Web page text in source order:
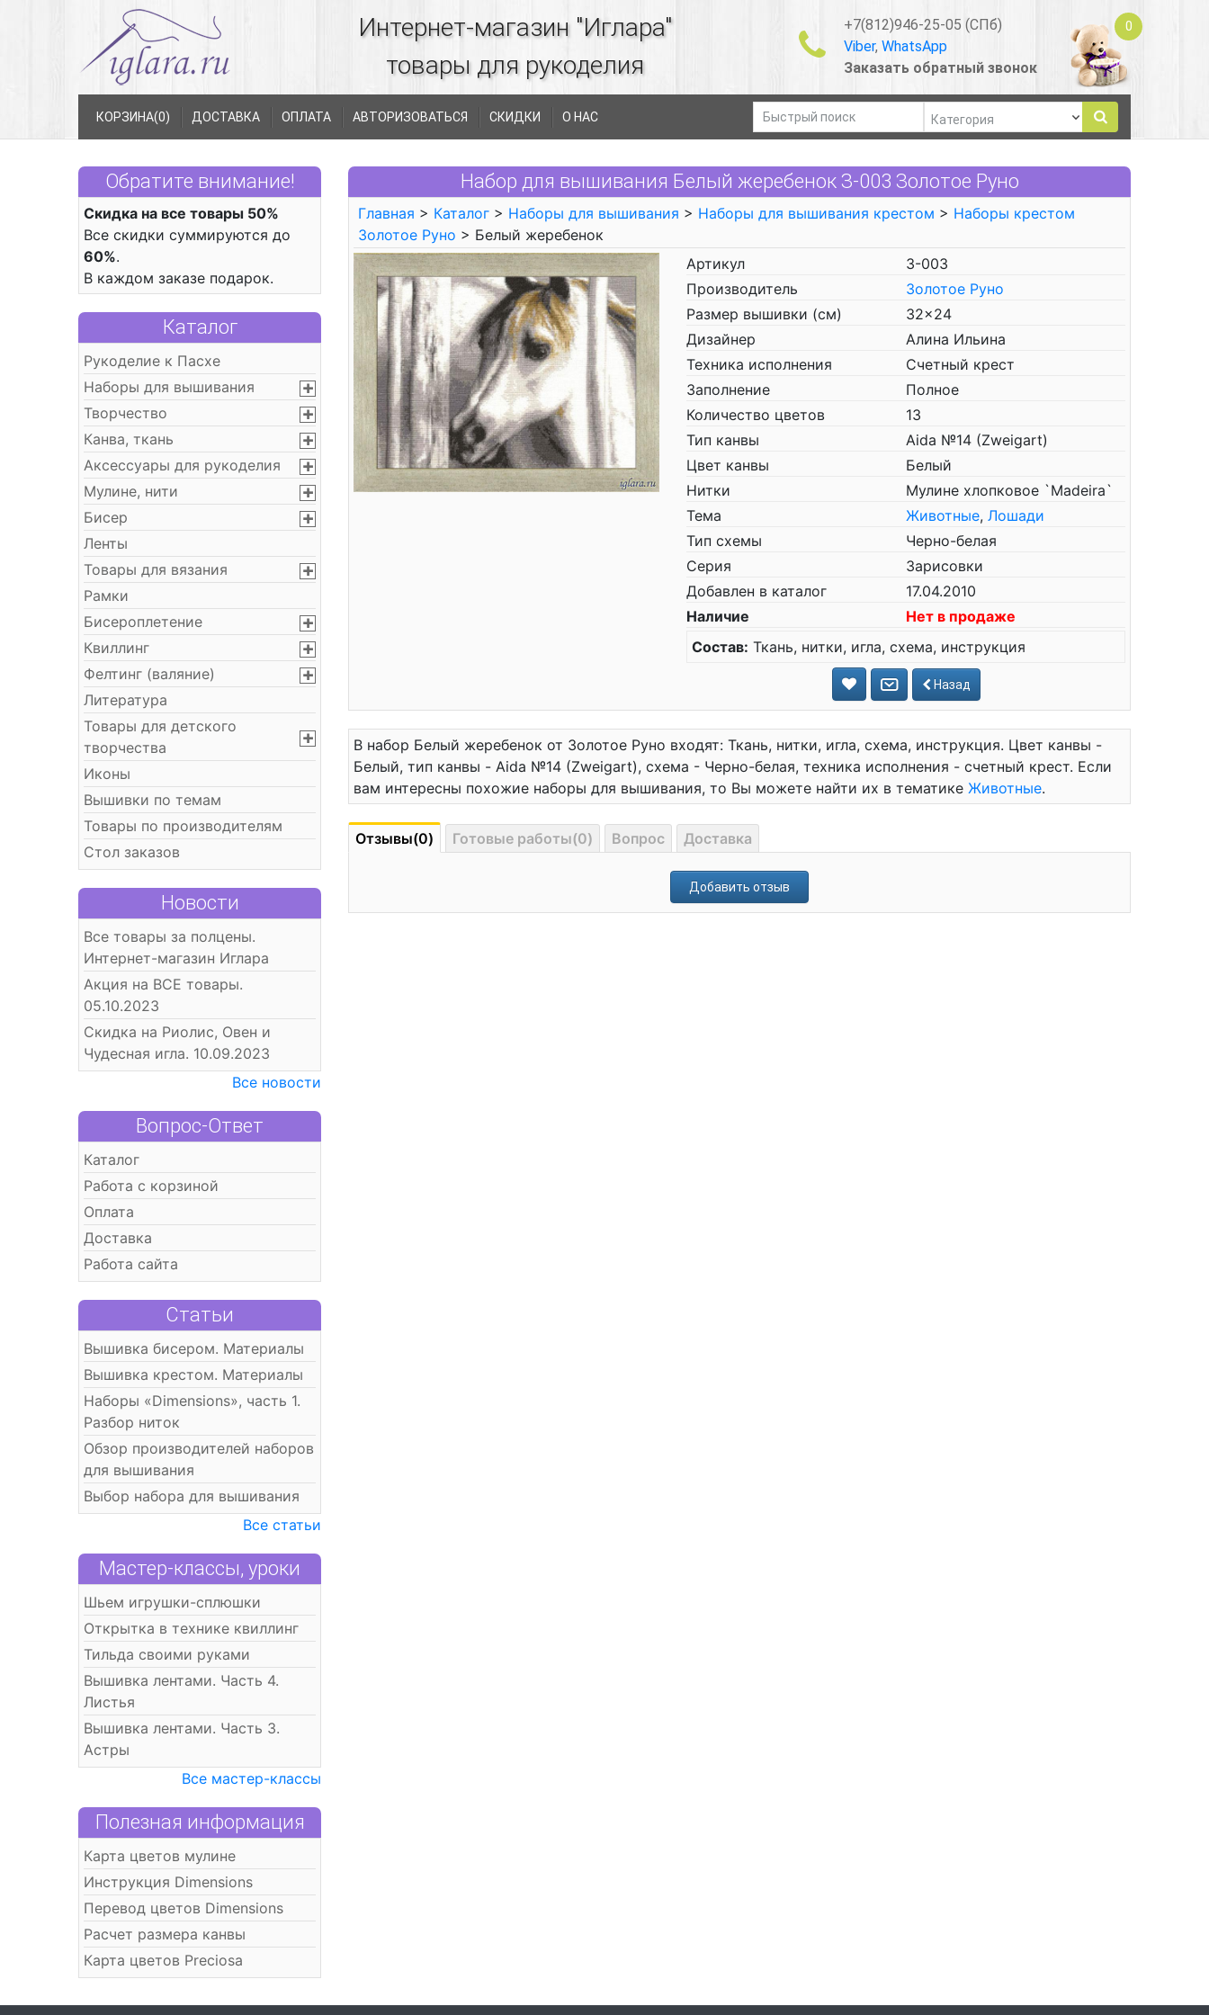
Интернет-магазин "Иглара"
товары для рукоделия
+7(812)946-25-05 (СПб)
Viber, WhatsApp
Заказать обратный звонок
0
КОРЗИНА(0) ДОСТАВКА ОПЛАТА АВТОРИЗОВАТЬСЯ СКИДКИ О НАС
Обратите внимание!
Скидка на все товары 50%
Все скидки суммируются до
60%.
В каждом заказе подарок.
Каталог
Рукоделие к Пасхе
Наборы для вышивания
Творчество
Канва, ткань
Аксессуары для рукоделия
Мулине, нити
Бисер
Ленты
Товары для вязания
Рамки
Бисероплетение
Квиллинг
Фелтинг (валяние)
Литература
Товары для детского
творчества
Иконы
Вышивки по темам
Товары по производителям
Стол заказов
Новости
Все товары за полцены.
Интернет-магазин Иглара
Акция на ВСЕ товары.
05.10.2023
Скидка на Риолис, Овен и
Чудесная игла. 10.09.2023
Все новости
Вопрос-Ответ
Каталог
Работа с корзиной
Оплата
Доставка
Работа сайта
Статьи
Вышивка бисером. Материалы
Вышивка крестом. Материалы
Наборы «Dimensions», часть 1.
Разбор ниток
Обзор производителей наборов
для вышивания
Выбор набора для вышивания
Все статьи
Мастер-классы, уроки
Шьем игрушки-сплюшки
Открытка в технике квиллинг
Тильда своими руками
Вышивка лентами. Часть 4.
Листья
Вышивка лентами. Часть 3.
Астры
Все мастер-классы
Полезная информация
Карта цветов мулине
Инструкция Dimensions
Перевод цветов Dimensions
Расчет размера канвы
Карта цветов Preciosa
Набор для вышивания Белый жеребенок З-003 Золотое Руно
Главная > Каталог > Наборы для вышивания > Наборы для вышивания крестом > Наборы крестом
Золотое Руно > Белый жеребенок
Артикул
З-003
Производитель
Золотое Руно
Размер вышивки (см)
32x24
Дизайнер
Алина Ильина
Техника исполнения
Счетный крест
Заполнение
Полное
Количество цветов
13
Тип канвы
Aida №14 (Zweigart)
Цвет канвы
Белый
Нитки
Мулине хлопковое `Madeira`
Тема
Животные, Лошади
Тип схемы
Черно-белая
Серия
Зарисовки
Добавлен в каталог
17.04.2010
Наличие
Нет в продаже
Состав: Ткань, нитки, игла, схема, инструкция
Назад
В набор Белый жеребенок от Золотое Руно входят: Ткань, нитки, игла, схема, инструкция. Цвет канвы -
Белый, тип канвы - Aida №14 (Zweigart), схема - Черно-белая, техника исполнения - счетный крест. Если
вам интересны похожие наборы для вышивания, то Вы можете найти их в тематике Животные.
Отзывы(0) Готовые работы(0) Вопрос Доставка
Добавить отзыв